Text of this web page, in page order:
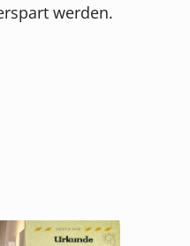
werden.